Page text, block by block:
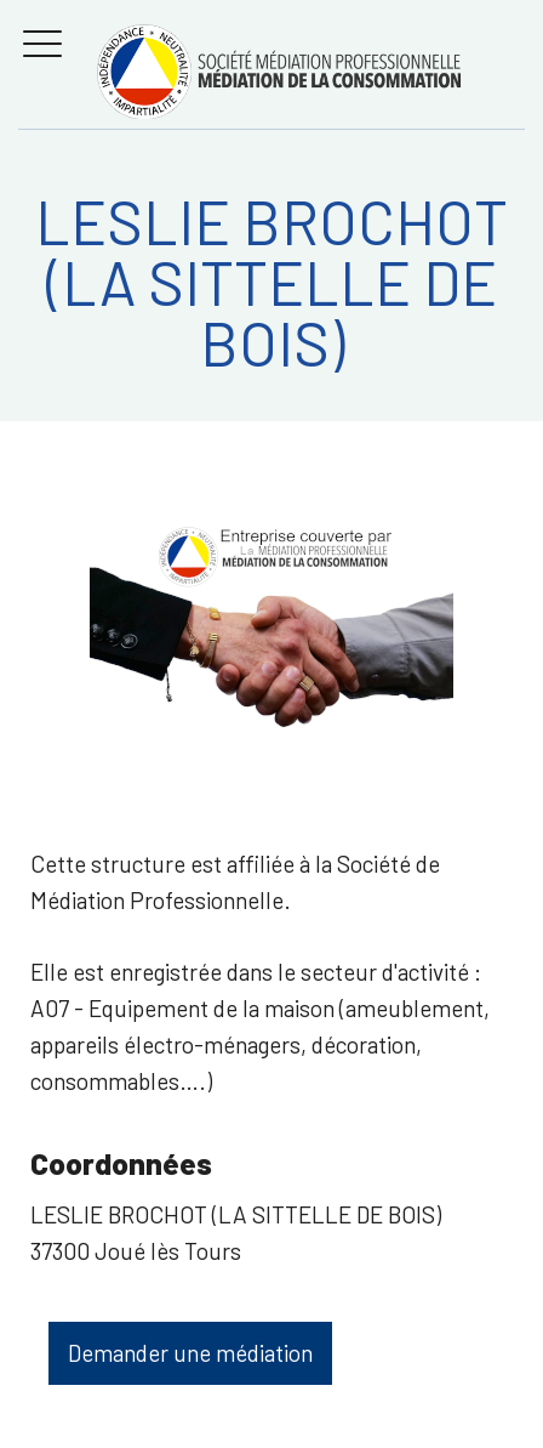
Régler les litiges
entre
consommateurs et
professionnels avec
la médiation de la
consommation
MENU
Recherche
sur:
LESLIE BROCHOT
(LA SITTELLE DE
BOIS)
Cette structure est affiliée à la Société de
Médiation Professionnelle.
Elle est enregistrée dans le secteur d'activité :
A07 - Equipement de la maison (ameublement,
appareils électro-ménagers, décoration,
consommables….)
Coordonnées
LESLIE BROCHOT (LA SITTELLE DE BOIS)
37300 Joué lès Tours
Demander une médiation